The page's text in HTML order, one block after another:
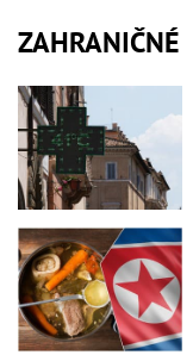
ZAHRANIČNÉ